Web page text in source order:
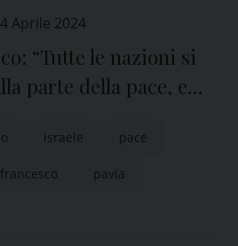
Aprile 2024
“Tutte le nazioni si
parte della pace, e
in due Stati”
israele pace
pavia